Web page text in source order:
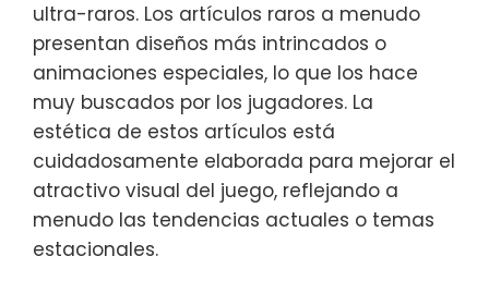
ultra-raros. Los artículos raros a menudo
presentan diseños más intrincados o
animaciones especiales, lo que los hace
muy buscados por los jugadores. La
estética de estos artículos está
cuidadosamente elaborada para mejorar el
atractivo visual del juego, reflejando a
menudo las tendencias actuales o temas
estacionales.